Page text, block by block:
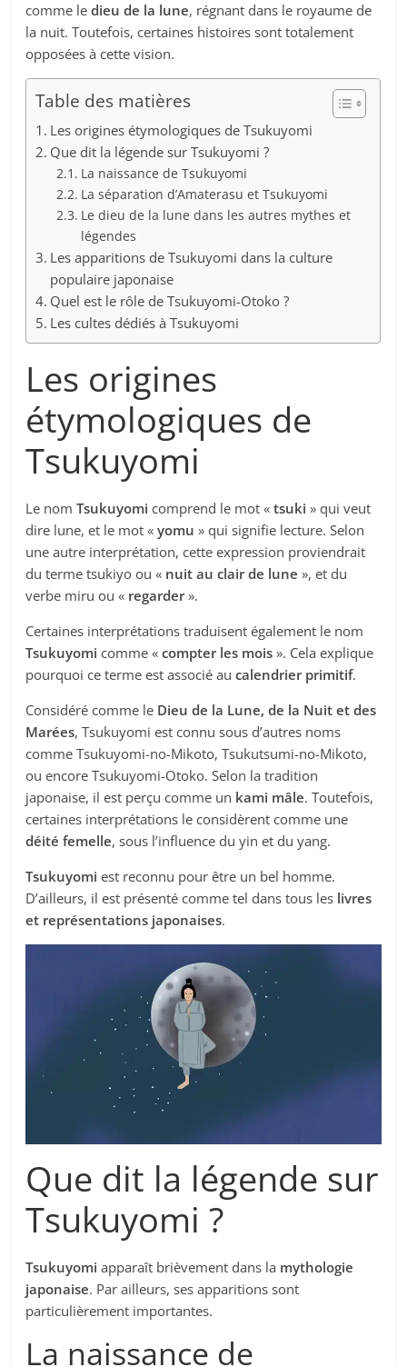
comme ledieu de la lune, régnant dans le royaume de
la nuit. Toutefois, certaines histoires sont totalement
opposées à cette vision.
Table des matières
Les origines étymologiques de Tsukuyomi
Que dit la légende sur Tsukuyomi ?
La naissance de Tsukuyomi
La séparation d’Amaterasu et Tsukuyomi
Le dieu de la lune dans les autres mythes et
légendes
Les apparitions de Tsukuyomi dans la culture
populaire japonaise
Quel est le rôle de Tsukuyomi-Otoko ?
Les cultes dédiés à Tsukuyomi
Les origines
étymologiques de
Tsukuyomi
Le nomTsukuyomi comprend le mot «tsuki » qui veut
dire lune, et le mot «yomu » qui signifie lecture. Selon
une autre interprétation, cette expression proviendrait
du terme tsukiyo ou « nuit au clair de lune », et du
verbe miru ou « regarder».
Certaines interprétations traduisent également le nom
Tsukuyomi comme «compter les mois ». Cela explique
pourquoi ce terme est associé aucalendrier primitif.
Considéré comme le Dieu de la Lune, de la Nuit et des
Marées, Tsukuyomi est connu sous d’autres noms
comme Tsukuyomi-no-Mikoto, Tsukutsumi-no-Mikoto,
ou encore Tsukuyomi-Otoko. Selon la tradition
japonaise, il est perçu comme un kami mâle. Toutefois,
certaines interprétations le considèrent comme une
déité femelle, sous l’influence du yin et du yang.
Tsukuyomi est reconnu pour être un bel homme.
D’ailleurs, il est présenté comme tel dans tous les livres
et représentations japonaises.
Que dit la légende sur
Tsukuyomi ?
Tsukuyomi apparaît brièvement dans la mythologie
japonaise. Par ailleurs, ses apparitions sont
particulièrement importantes.
La naissance de